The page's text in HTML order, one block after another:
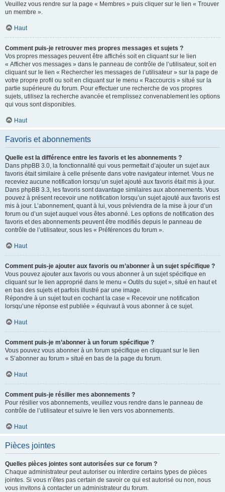
Veuillez vous rendre sur la page « Membres » puis cliquer sur le lien « Trouver
un membre ».
Haut
Comment puis-je retrouver mes propres messages et sujets ?
Vos propres messages peuvent être affichés soit en cliquant sur le lien
« Afficher vos messages » dans le panneau de contrôle de l’utilisateur, soit en
cliquant sur le lien « Rechercher les messages de l’utilisateur » sur la page de
votre propre profil ou soit en cliquant sur le menu « Raccourcis » situé sur la
partie supérieure du forum. Pour effectuer une recherche de vos propres
sujets, utilisez la recherche avancée et remplissez convenablement les options
qui vous sont disponibles.
Haut
Favoris et abonnements
Quelle est la différence entre les favoris et les abonnements ?
Dans phpBB 3.0, la fonctionnalité qui vous permettait d’ajouter un sujet aux
favoris était similaire à celle présente dans votre navigateur internet. Vous ne
receviez aucune notification lorsqu’un sujet ajouté aux favoris était mis à jour.
Dans phpBB 3.3, les favoris sont davantage similaires aux abonnements. Vous
pouvez à présent recevoir une notification lorsqu’un sujet ajouté aux favoris est
mis à jour. L’abonnement, quant à lui, vous préviendra de la mise à jour d’un
forum ou d’un sujet auquel vous êtes abonné. Les options de notification des
favoris et des abonnements peuvent être modifiés depuis le panneau de
contrôle de l’utilisateur, sous les « Préférences du forum ».
Haut
Comment puis-je ajouter aux favoris ou m’abonner à un sujet spécifique ?
Vous pouvez ajouter aux favoris ou vous abonner à un sujet spécifique en
cliquant sur le lien approprié dans le menu « Outils du sujet », situé en haut et
en bas des sujets et parfois illustré par une image.
Répondre à un sujet tout en cochant la case « Recevoir une notification
lorsqu’une réponse est publiée » équivaut à vous abonner à ce sujet.
Haut
Comment puis-je m’abonner à un forum spécifique ?
Vous pouvez vous abonner à un forum spécifique en cliquant sur le lien
« S’abonner au forum » situé en bas de la page du forum.
Haut
Comment puis-je résilier mes abonnements ?
Pour résilier vos abonnements, veuillez vous rendre dans le panneau de
contrôle de l’utilisateur et suivre le lien vers vos abonnements.
Haut
Pièces jointes
Quelles pièces jointes sont autorisées sur ce forum ?
Chaque administrateur peut autoriser ou interdire certains types de pièces
jointes. Si vous n’êtes pas certain de savoir ce qui est autorisé ou non, nous
vous invitons à contacter un administrateur du forum.